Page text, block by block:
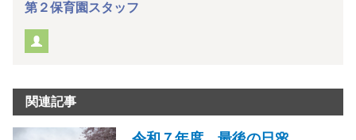
第２保育園スタッフ
関連記事